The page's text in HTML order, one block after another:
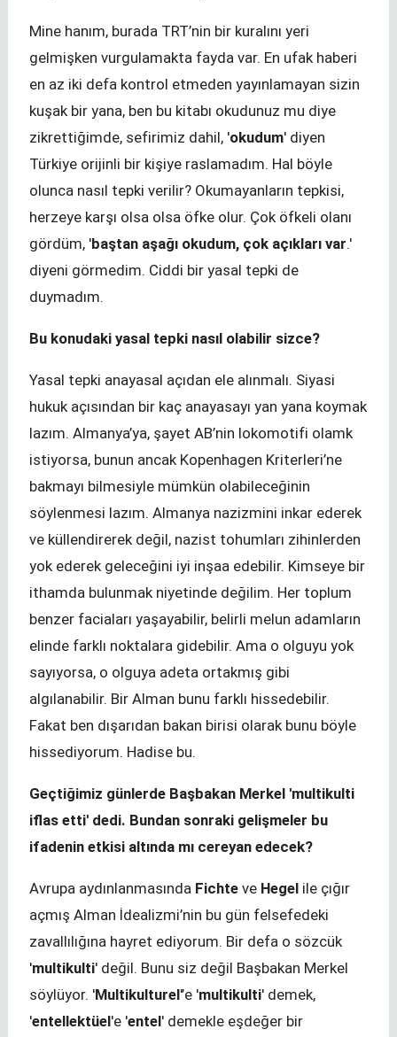
Mine hanım, burada TRT’nin bir kuralını yeri
gelmişken vurgulamakta fayda var. En ufak haberi
en az iki defa kontrol etmeden yayınlamayan sizin
kuşak bir yana, ben bu kitabı okudunuz mu diye
zikrettiğimde, sefirimiz dahil, 'okudum' diyen
Türkiye orijinli bir kişiye raslamadım. Hal böyle
olunca nasıl tepki verilir? Okumayanların tepkisi,
herzeye karşı olsa olsa öfke olur. Çok öfkeli olanı
gördüm, 'baştan aşağı okudum, çok açıkları var.'
diyeni görmedim. Ciddi bir yasal tepki de
duymadım.
Bu konudaki yasal tepki nasıl olabilir sizce?
Yasal tepki anayasal açıdan ele alınmalı. Siyasi
hukuk açısından bir kaç anayasayı yan yana koymak
lazım. Almanya’ya, şayet AB’nin lokomotifi olamk
istiyorsa, bunun ancak Kopenhagen Kriterleri’ne
bakmayı bilmesiyle mümkün olabileceğinin
söylenmesi lazım. Almanya nazizmini inkar ederek
ve küllendirerek değil, nazist tohumları zihinlerden
yok ederek geleceğini iyi inşaa edebilir. Kimseye bir
ithamda bulunmak niyetinde değilim. Her toplum
benzer faciaları yaşayabilir, belirli melun adamların
elinde farklı noktalara gidebilir. Ama o olguyu yok
sayıyorsa, o olguya adeta ortakmış gibi
algılanabilir. Bir Alman bunu farklı hissedebilir.
Fakat ben dışarıdan bakan birisi olarak bunu böyle
hissediyorum. Hadise bu.
Geçtiğimiz günlerde Başbakan Merkel 'multikulti
iflas etti' dedi. Bundan sonraki gelişmeler bu
ifadenin etkisi altında mı cereyan edecek?
Avrupa aydınlanmasında Fichte ve Hegel ile çığır
açmış Alman İdealizmi’nin bu gün felsefedeki
zavallılığına hayret ediyorum. Bir defa o sözcük
'multikulti' değil. Bunu siz değil Başbakan Merkel
söylüyor. 'Multikulturel'’e 'multikulti' demek,
'entellektüel'e 'entel' demekle eşdeğer bir